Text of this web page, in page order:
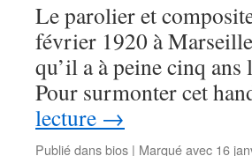
Le parolier et
février 1920 à
qu’il a à peine cinq
Pour surmonter cet
lecture →
Publié dansbios | Marqué avec 16